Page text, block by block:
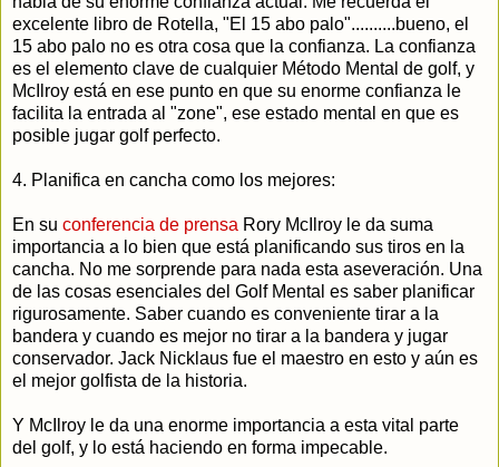
excelente libro de Rotella, "El 15 abo palo"..........bueno, el
15 abo palo no es otra cosa que la confianza. La confianza
es el elemento clave de cualquier Método Mental de golf, y
McIlroy está en ese punto en que su enorme confianza le
facilita la entrada al "zone", ese estado mental en que es
posible jugar golf perfecto.
4. Planifica en cancha como los mejores:
En su conferencia de prensa Rory McIlroy le da suma
importancia a lo bien que está planificando sus tiros en la
cancha. No me sorprende para nada esta aseveración. Una
de las cosas esenciales del Golf Mental es saber planificar
rigurosamente. Saber cuando es conveniente tirar a la
bandera y cuando es mejor no tirar a la bandera y jugar
conservador. Jack Nicklaus fue el maestro en esto y aún es
el mejor golfista de la historia.
Y McIlroy le da una enorme importancia a esta vital parte
del golf, y lo está haciendo en forma impecable.